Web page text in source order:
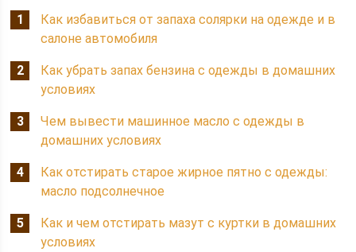
Как избавиться от запаха солярки на одежде и в
салоне автомобиля
Как убрать запах бензина с одежды в домашних
условиях
Чем вывести машинное масло с одежды в
домашних условиях
Как отстирать старое жирное пятно с одежды:
масло подсолнечное
Как и чем отстирать мазут с куртки в домашних
условиях